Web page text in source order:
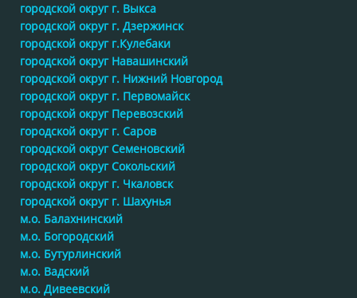
городской округ г. Выкса
городской округ г. Дзержинск
городской округ г.Кулебаки
городской округ Навашинский
городской округ г. Нижний Новгород
городской округ г. Первомайск
городской округ Перевозский
городской округ г. Саров
городской округ Семеновский
городской округ Сокольский
городской округ г. Чкаловск
городской округ г. Шахунья
м.о. Балахнинский
м.о. Богородский
м.о. Бутурлинский
м.о. Вадский
м.о. Дивеевский